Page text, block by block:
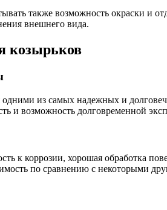
также возможность окраски и
внешнего вида.
козырьков
из самых надежных и
и возможность долговременной
к коррозии, хорошая обработка
по сравнению с некоторыми